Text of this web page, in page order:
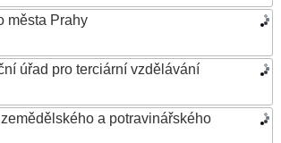
města Prahy
úřad pro terciární vzdělávání
a potravinářského